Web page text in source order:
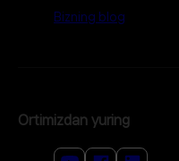
Bizning blog
Ortimizdan yuring